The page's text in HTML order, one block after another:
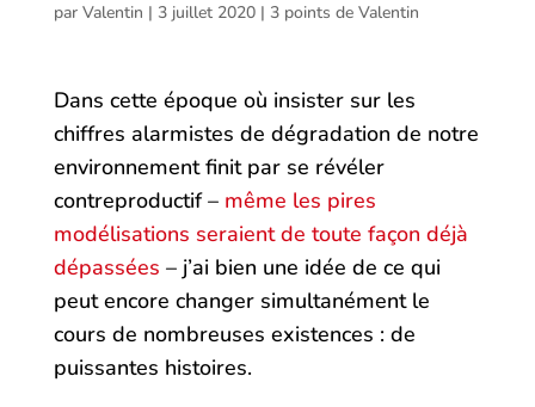
par Valentin | 3 juillet 2020| 3 points de Valentin
Dans cette époque où insister sur les
chiffres alarmistes de dégradation de notre
environnement finit par se révéler
contreproductif – même les pires
modélisations seraient de toute façon déjà
dépassées – j’ai bien une idée de ce qui
peut encore changer simultanément le
cours de nombreuses existences : de
puissantes histoires.